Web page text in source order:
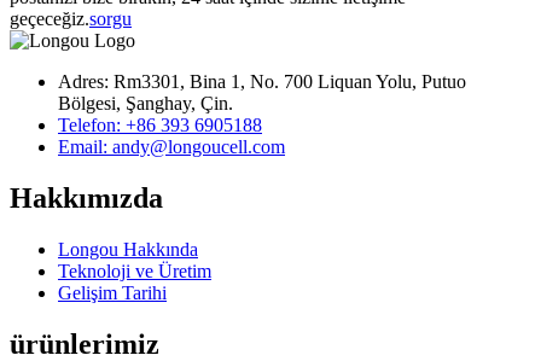
geçeceğiz.sorgu
Adres: Rm3301, Bina 1, No. 700 Liquan Yolu, Putuo
Bölgesi, Şanghay, Çin.
Telefon: +86 393 6905188
Email: andy@longoucell.com
Hakkımızda
Longou Hakkında
Teknoloji ve Üretim
Gelişim Tarihi
ürünlerimiz